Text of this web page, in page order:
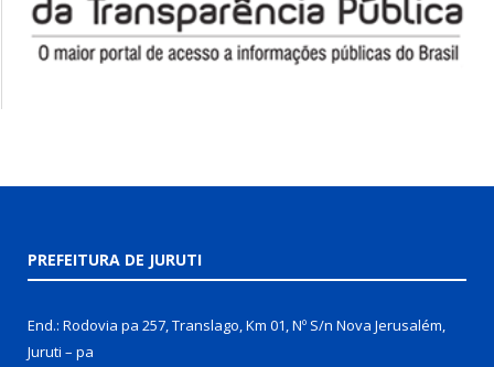
PREFEITURA DE JURUTI
End.: Rodovia pa 257, Translago, Km 01, Nº S/n Nova Jerusalém,
Juruti – pa